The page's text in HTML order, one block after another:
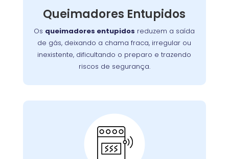
Queimadores Entupidos
Os queimadores entupidos reduzem a saída
de gás, deixando a chama fraca, irregular ou
inexistente, dificultando o preparo e trazendo
riscos de segurança.
impedem a passagem correta do gás. Quando
necessário, substituímos peças desgastadas,
garantindo que o fogão volte a ter
chamas
fortes, uniformes e seguras
, trazendo
praticidade e eficiência para o dia a dia.
Acendimento
Automático:
A equipe da
Wandertec Curitiba